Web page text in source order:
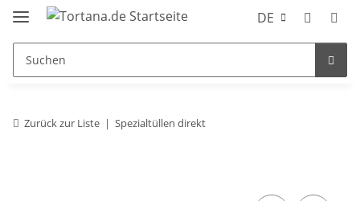
DE
Zurück zur Liste Spezialtüllen direkt